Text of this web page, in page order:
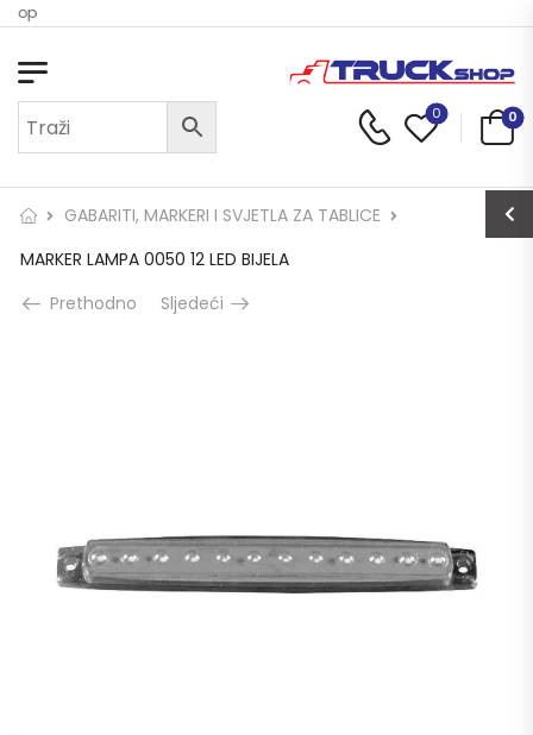
0 0
GABARITI, MARKERI I SVJETLA ZA TABLICE
MARKER LAMPA 0050 12 LED BIJELA
Prethodno
Sljedeći